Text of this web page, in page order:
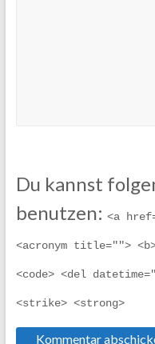
Du kannst
benutzen: <a
<acronym title="">
<code> <del
<strike> <strong>